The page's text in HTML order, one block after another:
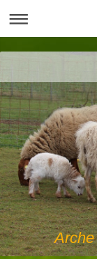
Arche